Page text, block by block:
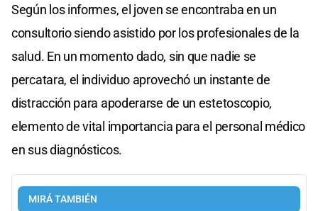
Según los informes, el joven se encontraba en un
consultorio siendo asistido por los profesionales de la
salud. En un momento dado, sin que nadie se
percatara, el individuo aprovechó un instante de
distracción para apoderarse de un estetoscopio,
elemento de vital importancia para el personal médico
en sus diagnósticos.
MIRÁ TAMBIÉN